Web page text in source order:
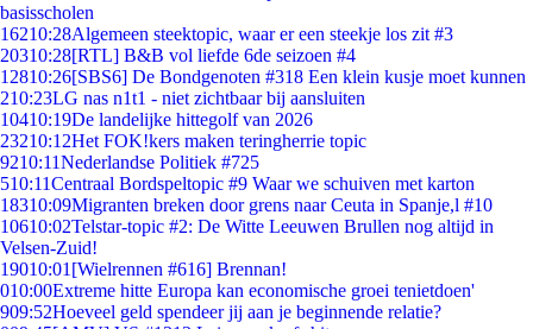
basisscholen
16210:28Algemeen steektopic, waar er een steekje los zit #3
20310:28[RTL] B&B vol liefde 6de seizoen #4
12810:26[SBS6] De Bondgenoten #318 Een klein kusje moet kunnen
210:23LG nas n1t1 - niet zichtbaar bij aansluiten
10410:19De landelijke hittegolf van 2026
23210:12Het FOK!kers maken teringherrie topic
9210:11Nederlandse Politiek #725
510:11Centraal Bordspeltopic #9 Waar we schuiven met karton
18310:09Migranten breken door grens naar Ceuta in Spanje,l #10
10610:02Telstar-topic #2: De Witte Leeuwen Brullen nog altijd in
Velsen-Zuid!
19010:01 [Wielrennen #616] Brennan!
010:00Extreme hitte Europa kan economische groei tenietdoen'
909:52Hoeveel geld spendeer jij aan je beginnende relatie?